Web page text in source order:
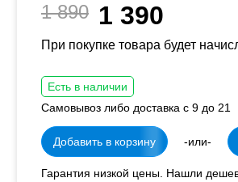
1 890 1 390
При покупке товара будет
Есть в наличии
Самовывоз либо доставка с 9 до 21
Добавить в корзину -или-
Гарантия низкой цены. Нашли